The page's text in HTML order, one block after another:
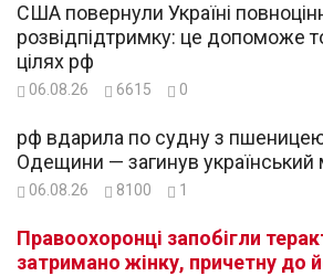
США повернули Україні
розвідпідтримку: це допоможе
цілях рф
06.08.26 6615 0
рф вдарила по судну з пшеницею
Одещини — загинув український
06.08.26 8100 1
Правоохоронці запобігли
затримано жінку, причетну до